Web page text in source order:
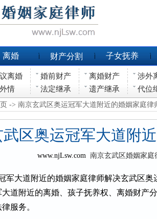
离婚 财产分割 子女抚养
离婚 婚前财产 离婚财产
涉外
情 法定继承 遗产继承 代位
-> 南京玄武区奥运冠军大道附近的婚姻家庭律
区奥运冠军大道附
www.njLsw.com南京玄武区婚姻家庭
军大道附近的婚姻家庭律师解决玄武区
道附近的离婚、孩子抚养权、离婚财产
服务。